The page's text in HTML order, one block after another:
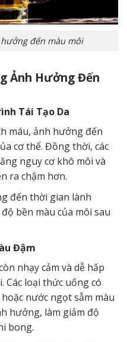
đến màu môi
Ảnh Hưởng Đến
Tái Tạo Da
máu, ảnh hưởng đến
cơ thể. Đồng thời, các
nguy cơ khô môi và
ra chậm hơn.
đến thời gian lành
bền màu của môi sau
Đậm
nhạy cảm và dễ hấp
Các loại thức uống có
nước ngọt sẫm màu
hưởng, làm giảm độ
bong.